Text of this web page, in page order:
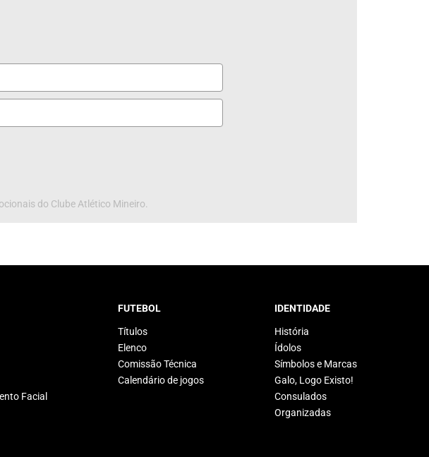
do Clube Atlético Mineiro.
Facial
FUTEBOL
Títulos
Elenco
Comissão Técnica
Calendário de jogos
IDENTIDADE
História
Ídolos
Símbolos e Marcas
Galo, Logo Existo!
Consulados
Organizadas